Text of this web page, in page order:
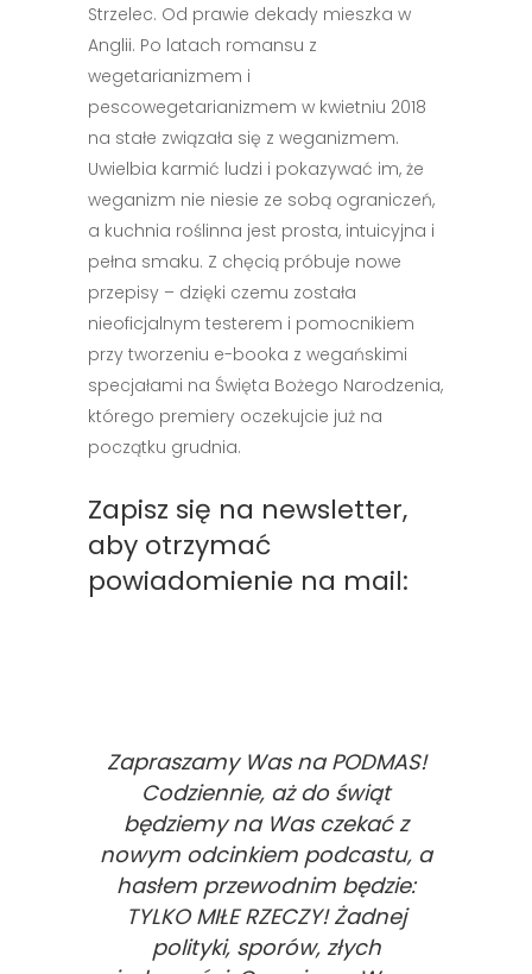
Strzelec. Od prawie dekady mieszka w
Anglii. Po latach romansu z
wegetarianizmem i
pescowegetarianizmem w kwietniu 2018
na stałe związała się z weganizmem.
Uwielbia karmić ludzi i pokazywać im, że
weganizm nie niesie ze sobą ograniczeń,
a kuchnia roślinna jest prosta, intuicyjna i
pełna smaku. Z chęcią próbuje nowe
przepisy – dzięki czemu została
nieoficjalnym testerem i pomocnikiem
przy tworzeniu e-booka z wegańskimi
specjałami na Święta Bożego Narodzenia,
którego premiery oczekujcie już na
początku grudnia.
Zapisz się na newsletter,
aby otrzymać
powiadomienie na mail:
Zapraszamy Was naPODMAS!
Codziennie, aż do świąt
będziemy na Was czekać z
nowym odcinkiem podcastu, a
hasłem przewodnim będzie:
TYLKO MIŁE RZECZY! Żadnej
polityki, sporów, złych